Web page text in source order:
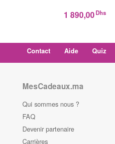
1 890,00Dhs
Contact Aide Quiz
MesCadeaux.ma
Qui sommes nous ?
FAQ
Devenir partenaire
Carrières